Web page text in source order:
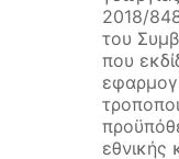
2018/
του
που
εθνικής